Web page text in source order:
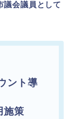
議会議員として
ント導
施策